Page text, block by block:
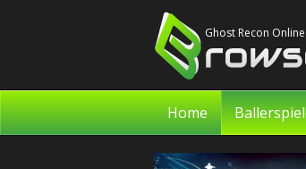
Ghost Recon
Home